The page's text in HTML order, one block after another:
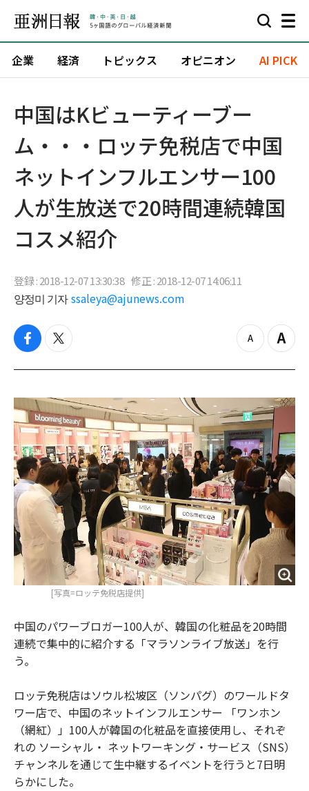
企業 経済 トピックス オピニオン AI PICK
中国はKビューティーブー
ム・・・ロッテ免税店で中国
ネットインフルエンサー100
人が生放送で20時間連続韓国
コスメ紹介
登録 : 2018-12-07 13:30:38 修正 : 2018-12-07 14:06:11
양정미 기자 ssaleya@ajunews.com
f
c
b
o
o
k
t
i
t
r
z
o
o
u
t
Z
o
i
n
[写真=ロッテ免税店提供]
中国のパワーブロガー100人が、韓国の化粧品を20時間
連続で集中的に紹介する「マラソンライブ放送」を行
う。
ロッテ免税店はソウル松坡区（ソンパグ）のワールドタ
ワー店で、中国のネットインフルエンサー 「ワンホン
（網紅）」100人が韓国の化粧品を直接使用し、それぞ
れの ソーシャル・ ネットワーキング・サービス（SNS）
チャンネルを通じて生中継するイベントを行うと7日明
らかにした。